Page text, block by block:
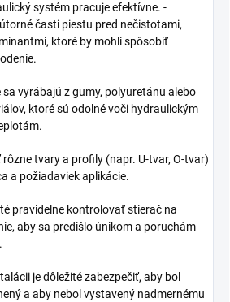
systém pracuje efektívne. -
časti piestu pred nečistotami,
ktoré by mohli spôsobiť
vyrábajú z gumy, polyuretánu alebo
ktoré sú odolné voči hydraulickým
tvary a profily (napr. U-tvar, O-tvar)
a požiadaviek aplikácie.
pravidelne kontrolovať stierač na
aby sa predišlo únikom a poruchám
je dôležité zabezpečiť, aby bol
a aby nebol vystavený nadmernému